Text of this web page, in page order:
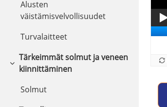
Alusten
väistämisvelvollisuudet
Turvalaitteet
Tiivistä
Tärkeimmät solmut ja veneen
kiinnittäminen
Solmut